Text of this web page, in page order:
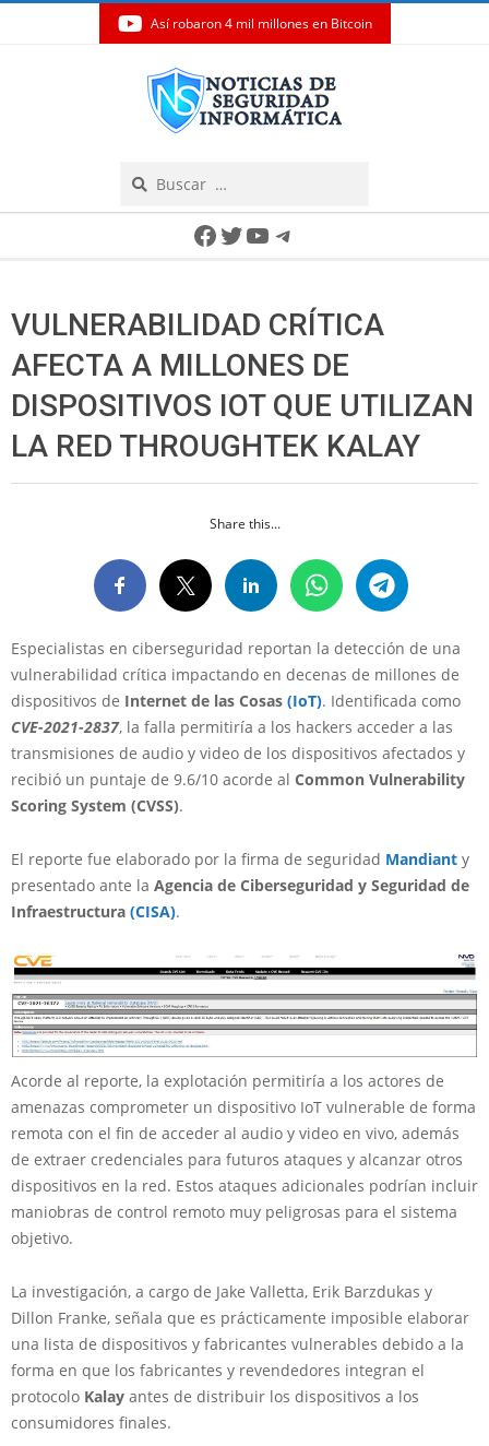
Así robaron 4 mil millones en Bitcoin
Facebook
Twitter
YouTube
Telegram
VULNERABILIDAD CRÍTICA
AFECTA A MILLONES DE
DISPOSITIVOS IOT QUE UTILIZAN
LA RED THROUGHTEK KALAY
Share this...
Especialistas en ciberseguridad reportan la detección de una
vulnerabilidad crítica impactando en decenas de millones de
dispositivos de Internet de las Cosas (IoT). Identificada como
CVE-2021-2837, la falla permitiría a los hackers acceder a las
transmisiones de audio y video de los dispositivos afectados y
recibió un puntaje de 9.6/10 acorde al Common Vulnerability
Scoring System (CVSS).
El reporte fue elaborado por la firma de seguridad Mandiant y
presentado ante la Agencia de Ciberseguridad y Seguridad de
Infraestructura (CISA).
Acorde al reporte, la explotación permitiría a los actores de
amenazas comprometer un dispositivo IoT vulnerable de forma
remota con el fin de acceder al audio y video en vivo, además
de extraer credenciales para futuros ataques y alcanzar otros
dispositivos en la red. Estos ataques adicionales podrían incluir
maniobras de control remoto muy peligrosas para el sistema
objetivo.
La investigación, a cargo de Jake Valletta, Erik Barzdukas y
Dillon Franke, señala que es prácticamente imposible elaborar
una lista de dispositivos y fabricantes vulnerables debido a la
forma en que los fabricantes y revendedores integran el
protocolo Kalay antes de distribuir los dispositivos a los
consumidores finales.